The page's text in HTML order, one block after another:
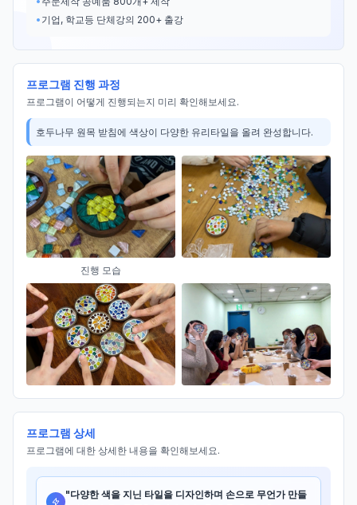
• 기업, 학교등 단체강의 200+ 출강
프로그램 진행 과정
프로그램이 어떻게 진행되는지 미리 확인해보세요.
진행 모습
프로그램 상세
프로그램에 대한 상세한 내용을 확인해보세요.
"다양한 색을 지닌 타일을 디자인하며 손으로 무언가 만들